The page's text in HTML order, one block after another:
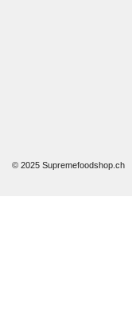
© 2025 Supremefoodshop.ch